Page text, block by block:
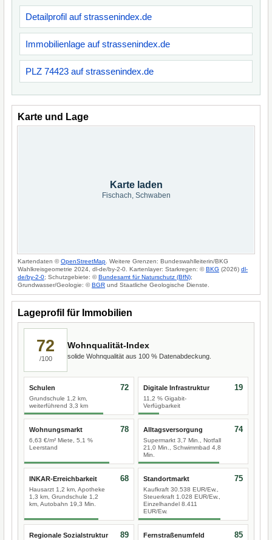
Detailprofil auf strassenindex.de
Immobilienlage auf strassenindex.de
PLZ 74423 auf strassenindex.de
Karte und Lage
Karte laden
Fischach, Schwaben
Kartendaten ©OpenStreetMap . Weitere Grenzen: Bundeswahlleiterin/BKG
Wahlkreisgeometrie 2024, dl-de/by-2-0. Kartenlayer: Starkregen: ©BKG (2026) dl-
de/by-2-0; Schutzgebiete: ©Bundesamt für Naturschutz (BfN);
Grundwasser/Geologie: ©BGR und Staatliche Geologische Dienste.
Lageprofil für Immobilien
72
/100
Wohnqualität-Index
solide Wohnqualität aus 100 % Datenabdeckung.
Schulen
Grundschule 1,2 km,
weiterführend 3,3 km
72 Digitale Infrastruktur
11,2 % Gigabit-
Verfügbarkeit
19
Wohnungsmarkt
6,63 €/m² Miete, 5,1 %
Leerstand
78 Alltagsversorgung
Supermarkt 3,7 Min., Notfall
21,0 Min., Schwimmbad 4,8
Min.
74
INKAR-Erreichbarkeit
Hausarzt 1,2 km, Apotheke
1,3 km, Grundschule 1,2
km, Autobahn 19,3 Min.
68 Standortmarkt
Kaufkraft 30.538 EUR/Ew.,
Steuerkraft 1.028 EUR/Ew.,
Einzelhandel 8.411
EUR/Ew.
75
Regionale Sozialstruktur 89 Fernstraßenumfeld 85